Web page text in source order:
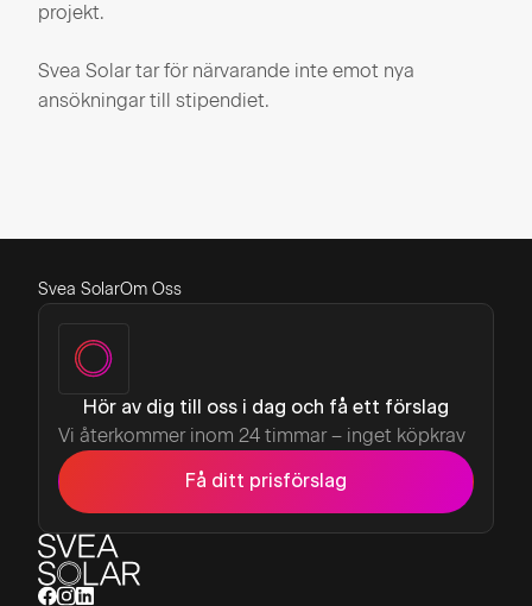
projekt.
Svea Solar tar för närvarande inte emot nya
ansökningar till stipendiet.
Svea SolarOm Oss
Hör av dig till oss i dag och få ett förslag
Vi återkommer inom 24 timmar – inget köpkrav
Få ditt prisförslag